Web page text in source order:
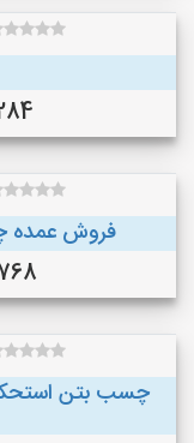
فروش عمده
چسب بتن